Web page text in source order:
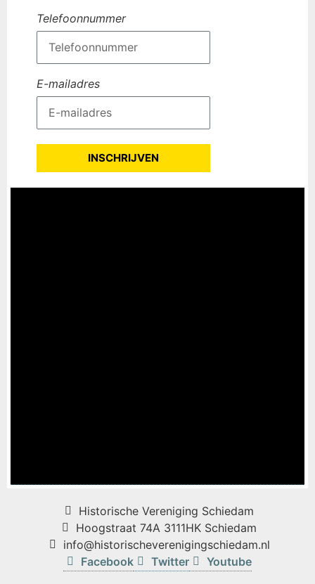
Telefoonnummer
E-mailadres
INSCHRIJVEN
Historische Vereniging Schiedam
Hoogstraat 74A 3111HK Schiedam
info@historischeverenigingschiedam.nl
Facebook
Twitter Youtube